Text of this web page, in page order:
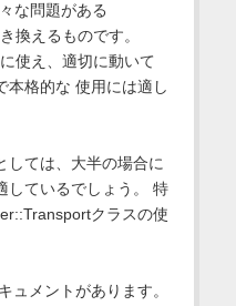
な問題がある
換えるものです。
使え、適切に動いて
本格的な 使用には適し
しては、大半の場合に
しているでしょう。 特
クラスの使
ュメントがあります。